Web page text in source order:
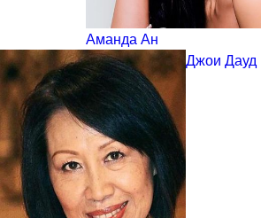
Аманда Ан
Джои Дауд